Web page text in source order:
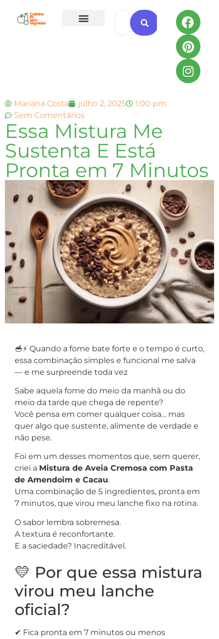
Mariana Costa julho 2, 2025
1:00 pm
Sem Comentários
Essa Mistura Me
Sustenta E Está
Pronta em 7 Minutos
🥣⚡ Quando a fome bate forte e o tempo é curto,
essa combinação simples e funcional me salva
— e me surpreende toda vez
Sabe aquela fome do meio da manhã ou do
meio da tarde que chega de repente?
Você pensa em comer qualquer coisa… mas
quer algo que sustente, alimente de verdade e
não pese.
Foi em um desses momentos que, sem querer,
criei a Mistura de Aveia Cremosa com Pasta
de Amendoim e Cacau.
Uma combinação de 5 ingredientes, pronta em
7 minutos, que virou meu lanche fixo na rotina.
O sabor lembra sobremesa.
A textura é reconfortante.
E a saciedade? Inacreditável.
💛 Por que essa mistura
virou meu lanche
oficial?
✔ Fica pronta em 7 minutos ou menos